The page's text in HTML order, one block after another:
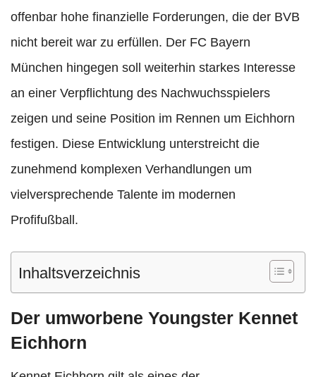
offenbar hohe finanzielle Forderungen, die der BVB
nicht bereit war zu erfüllen. Der FC Bayern
München hingegen soll weiterhin starkes Interesse
an einer Verpflichtung des Nachwuchsspielers
zeigen und seine Position im Rennen um Eichhorn
festigen. Diese Entwicklung unterstreicht die
zunehmend komplexen Verhandlungen um
vielversprechende Talente im modernen
Profifußball.
Inhaltsverzeichnis
Der umworbene Youngster Kennet
Eichhorn